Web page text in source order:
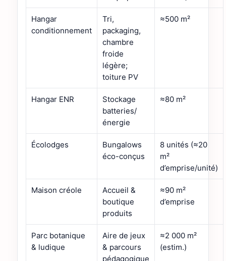
Hangar
conditionnement
Tri,
packaging,
chambre
froide
légère;
toiture PV
≈500 m²
Hangar ENR
Stockage
batteries/
énergie
≈80 m²
Écolodges
Bungalows
éco-conçus
8 unités (≈20
m²
d’emprise/unité)
Maison créole
Accueil &
boutique
produits
≈90 m²
d’emprise
Parc botanique
& ludique
Aire de jeux
& parcours
pédagogique
≈2 000 m²
(estim.)